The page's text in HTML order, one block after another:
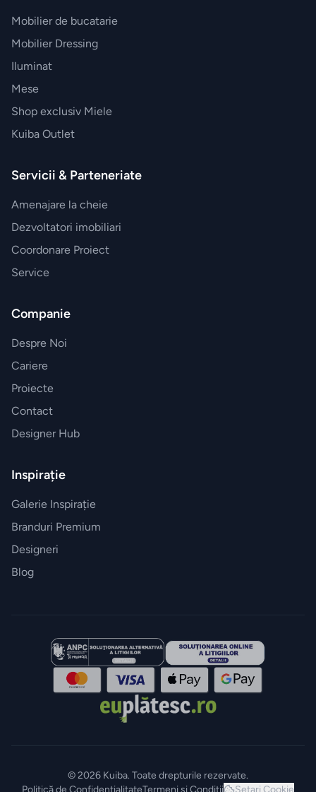
Esteban
Accesorii
Mobilier de bucatarie
Mobilier Dressing
Iluminat
Mese
Shop exclusiv Miele
Kuiba Outlet
Servicii & Parteneriate
Amenajare la cheie
Dezvoltatori imobiliari
Coordonare Proiect
Service
Companie
Despre Noi
Cariere
Proiecte
Contact
Designer Hub
Inspirație
Galerie Inspirație
Branduri Premium
Designeri
Blog
© 2026 Kuiba. Toate drepturile rezervate.
Politică de ConfidențialitateTermeni și Condiții Setari Cookie